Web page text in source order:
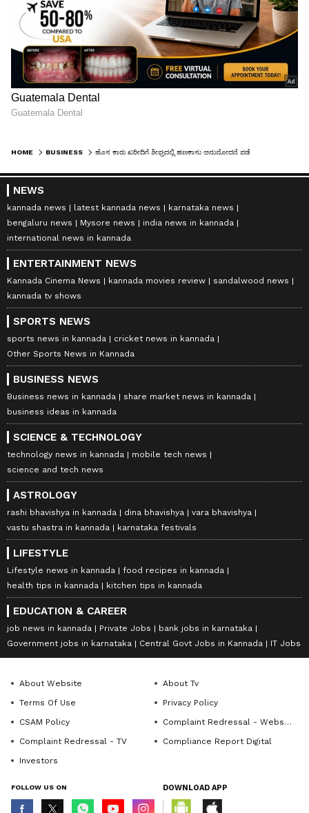
HOME BUSINESS
NEWS
kannada news latest kannada news
karnataka news
bengaluru news
Mysore news
india news in kannada
international news in kannada
ENTERTAINMENT NEWS
Kannada Cinema News kannada movies review
sandalwood news
kannada tv shows
SPORTS NEWS
sports news in kannada
cricket news in kannada
Other Sports News in Kannada
BUSINESS NEWS
Business news in kannada
share market news in kannada
business ideas in kannada
SCIENCE & TECHNOLOGY
technology news in kannada
mobile tech news
science and tech news
ASTROLOGY
rashi bhavishya in kannada dina bhavishya
vara bhavishya
vastu shastra in kannada
karnataka festivals
LIFESTYLE
Lifestyle news in kannada
food recipes in kannada
health tips in kannada
kitchen tips in kannada
EDUCATION & CAREER
job news in kannada Private Jobs
bank jobs in karnataka
Government jobs in karnataka
Central Govt Jobs in Kannada IT Jobs
About Website
About Tv
Terms Of Use
Privacy Policy
CSAM Policy
Complaint Redressal - Website
Complaint Redressal - TV
Compliance Report Digital
Investors
FOLLOW US ON DOWNLOAD APP